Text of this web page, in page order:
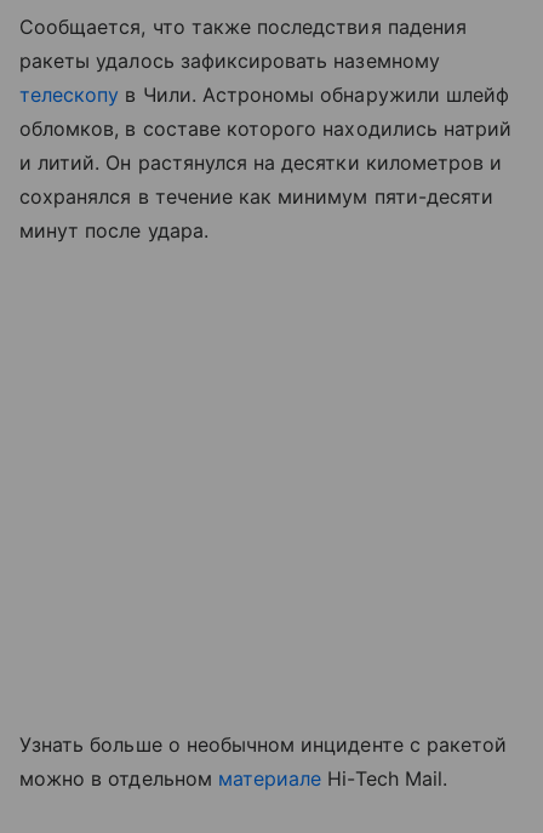
Сообщается, что также последствия падения
ракеты удалось зафиксировать наземному
телескопу в Чили. Астрономы обнаружили шлейф
обломков, в составе которого находились натрий
и литий. Он растянулся на десятки километров и
сохранялся в течение как минимум пяти-десяти
минут после удара.
Узнать больше о необычном инциденте с ракетой
можно в отдельном материале Hi-Tech Mail.